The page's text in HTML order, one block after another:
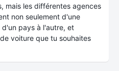
mais les différentes agences
non seulement d'une
d'un pays à l'autre, et
voiture que tu souhaites